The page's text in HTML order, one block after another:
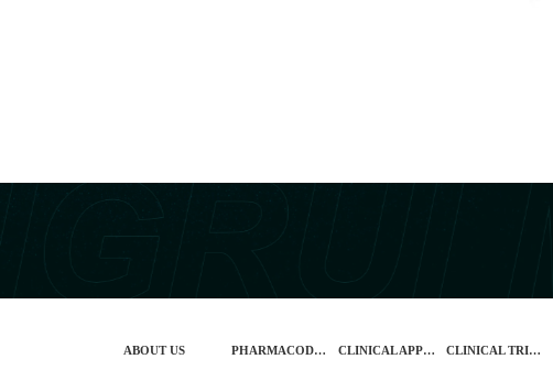
ABOUT US PHARMACODYNAMIC CLINICAL APPLICATION CLINICAL TRIALS